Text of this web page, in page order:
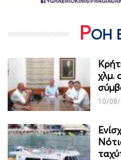
ΡΟΗ
χλμ.
10/08/